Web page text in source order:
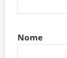
Nome